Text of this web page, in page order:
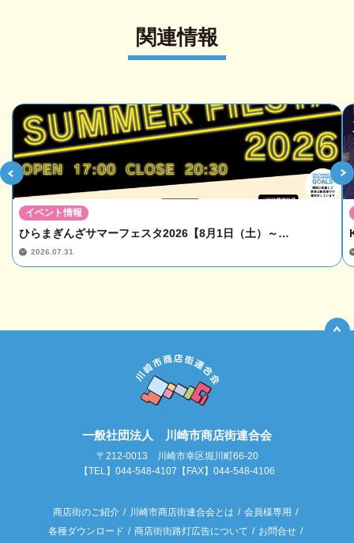
関連情報
ひらまぎんざサマーフェスタ2026【8月1日（土）～…
2026.07.31
イベント情報
一般社団法人 川崎市商店街連合会
〒212-0013 川崎市幸区堀川町66-20
【TEL】044-548-4107【FAX】044-548-4106
商店街のご紹介 川崎市商店街連合会とは
会員様専用
各種ダウンロード
商店街街路灯広告について
お問合せ